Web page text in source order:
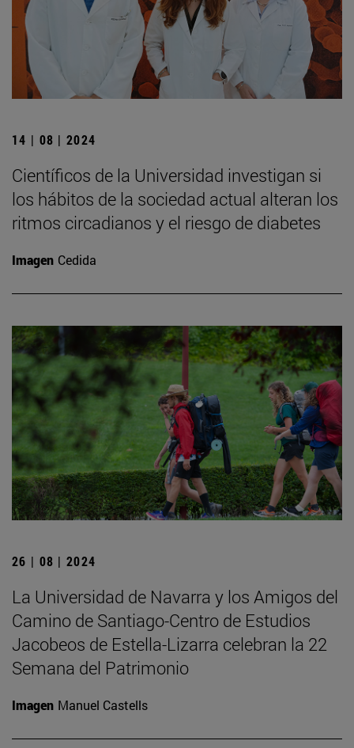
14 | 08 | 2024
Científicos de la Universidad investigan si
los hábitos de la sociedad actual alteran los
ritmos circadianos y el riesgo de diabetes
Imagen Cedida
26 | 08 | 2024
La Universidad de Navarra y los Amigos del
Camino de Santiago-Centro de Estudios
Jacobeos de Estella-Lizarra celebran la 22
Semana del Patrimonio
Imagen Manuel Castells